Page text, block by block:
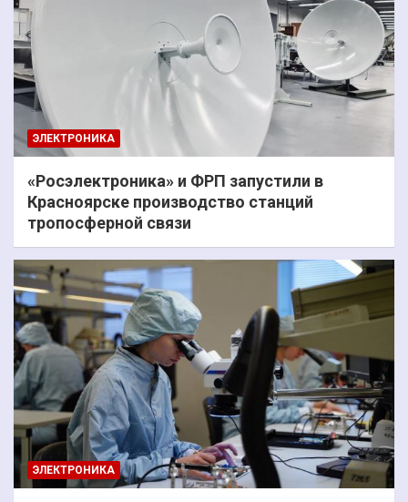
ЭЛЕКТРОНИКА
«Росэлектроника» и ФРП запустили в
Красноярске производство станций
тропосферной связи
ЭЛЕКТРОНИКА